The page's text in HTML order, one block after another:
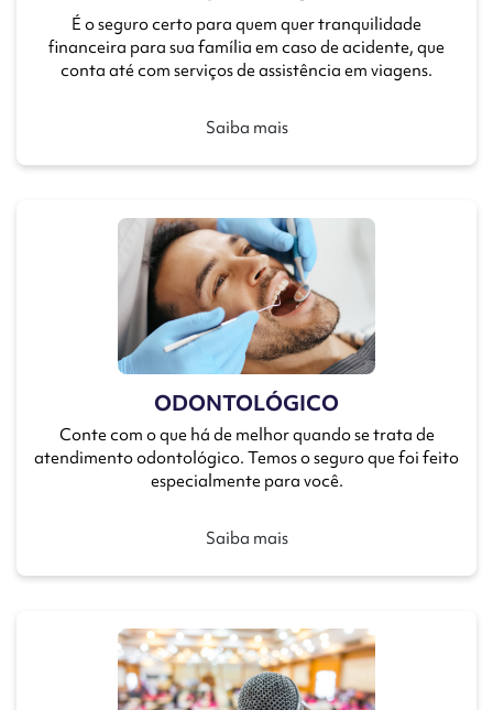
É o seguro certo para quem quer tranquilidade
financeira para sua família em caso de acidente, que
conta até com serviços de assistência em viagens.
Saiba mais
ODONTOLÓGICO
Conte com o que há de melhor quando se trata de
atendimento odontológico. Temos o seguro que foi feito
especialmente para você.
Saiba mais